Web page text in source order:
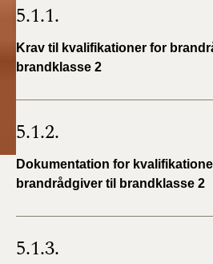
5.1.1.
Krav til kvalifikationer for
brandklasse 2
5.1.2.
Dokumentation for
brandrådgiver til brandklasse 2
5.1.3.